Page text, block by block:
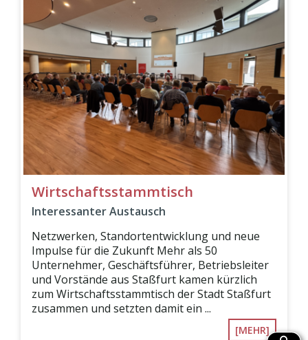
Wirtschaftsstammtisch
Interessanter Austausch
Netzwerken, Standortentwicklung und neue
Impulse für die Zukunft Mehr als 50
Unternehmer, Geschäftsführer, Betriebsleiter
und Vorstände aus Staßfurt kamen kürzlich
zum Wirtschaftsstammtisch der Stadt Staßfurt
zusammen und setzten damit ein ...
[MEHR]